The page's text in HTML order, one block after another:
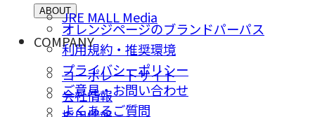
JRE MALL Media
ABOUT
オレンジページのブランドパーパス
利用規約・推奨環境
プライバシーポリシー
ご意⾒・お問い合わせ
よくあるご質問
COMPANY
コーポレートサイト
会社情報